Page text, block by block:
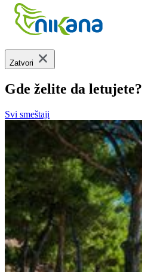
Zatvori
Gde želite da letujete?
Svi smeštaji